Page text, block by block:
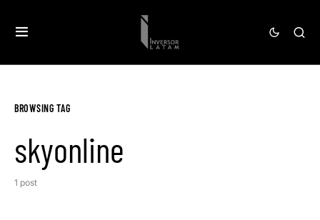
BROWSING TAG
skyonline
1 post